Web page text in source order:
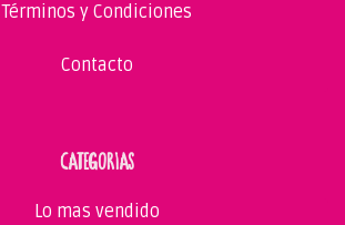
Términos y Condiciones
Contacto
CATEGORIAS
Lo mas vendido